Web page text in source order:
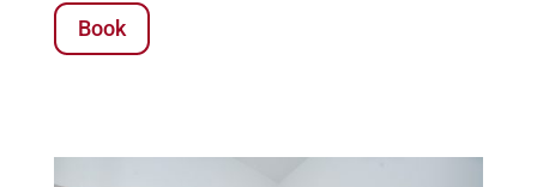
Book